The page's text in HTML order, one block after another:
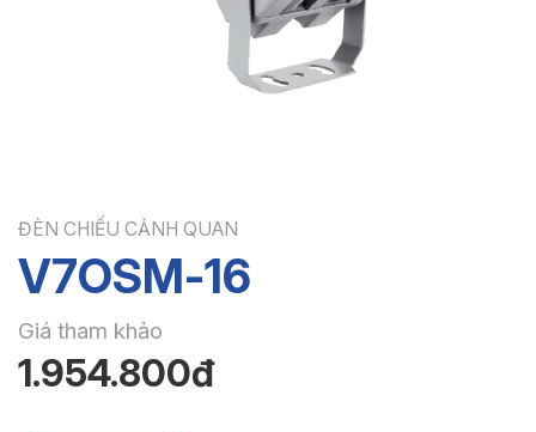
ĐÈN CHIẾU CẢNH QUAN
V7OSM-16
Giá tham khảo
1.954.800đ